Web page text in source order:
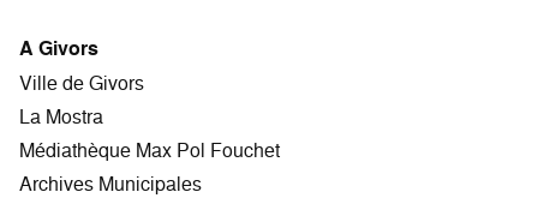
A Givors
Ville de Givors
La Mostra
Médiathèque Max Pol Fouchet
Archives Municipales